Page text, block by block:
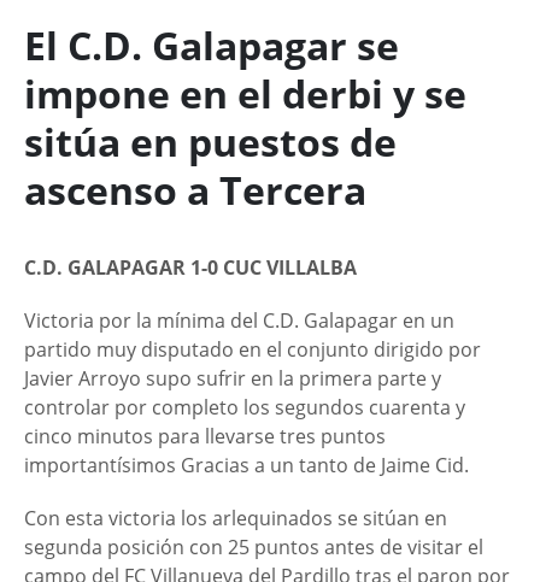
El C.D. Galapagar se
impone en el derbi y se
sitúa en puestos de
ascenso a Tercera
C.D. GALAPAGAR 1-0 CUC VILLALBA
Victoria por la mínima del C.D. Galapagar en un
partido muy disputado en el conjunto dirigido por
Javier Arroyo supo sufrir en la primera parte y
controlar por completo los segundos cuarenta y
cinco minutos para llevarse tres puntos
importantísimos Gracias a un tanto de Jaime Cid.
Con esta victoria los arlequinados se sitúan en
segunda posición con 25 puntos antes de visitar el
campo del FC Villanueva del Pardillo tras el paron por